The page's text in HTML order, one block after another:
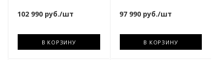
102 990 руб./шт
В КОРЗИНУ
97 990руб./шт
В КОРЗИНУ